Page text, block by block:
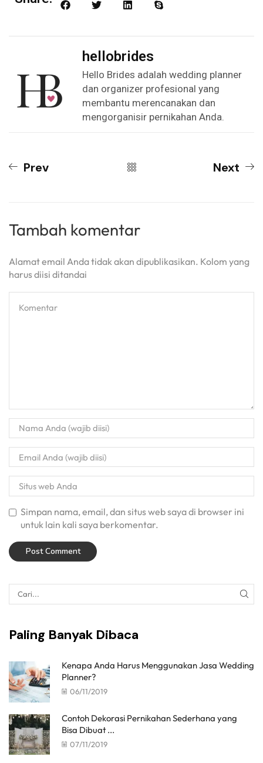
hellobrides
Hello Brides adalah wedding planner
dan organizer profesional yang
membantu merencanakan dan
mengorganisir pernikahan Anda.
Prev Next
Tambah komentar
Alamat email Anda tidak akan dipublikasikan. Kolom yang
harus diisi ditandai
Simpan nama, email, dan situs web saya di browser ini
untuk lain kali saya berkomentar.
Paling Banyak Dibaca
Kenapa Anda Harus Menggunakan Jasa Wedding
Planner?
06/11/2019
Contoh Dekorasi Pernikahan Sederhana yang
Bisa Dibuat ...
07/11/2019